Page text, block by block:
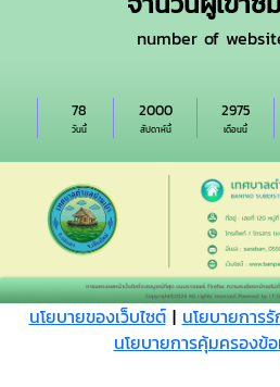
number of
วันนี้
78
สัปดาห์นี้
2000
เดือนนี้
2975
นโยบายของเว็บไซต์| นโยบายการ
นโยบายการคุ้มครองข้